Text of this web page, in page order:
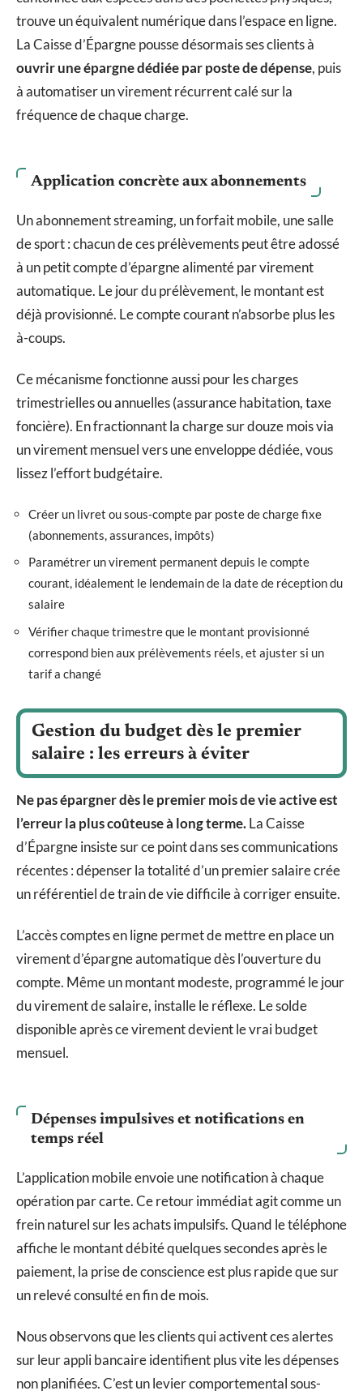
trouve un équivalent numérique dans l’espace en ligne.
La Caisse d’Épargne pousse désormais ses clients à
ouvrir une épargne dédiée par poste de dépense, puis
à automatiser un virement récurrent calé sur la
fréquence de chaque charge.
Application concrète aux abonnements
Un abonnement streaming, un forfait mobile, une salle
de sport : chacun de ces prélèvements peut être adossé
à un petit compte d’épargne alimenté par virement
automatique. Le jour du prélèvement, le montant est
déjà provisionné. Le compte courant n’absorbe plus les
à-coups.
Ce mécanisme fonctionne aussi pour les charges
trimestrielles ou annuelles (assurance habitation, taxe
foncière). En fractionnant la charge sur douze mois via
un virement mensuel vers une enveloppe dédiée, vous
lissez l’effort budgétaire.
Créer un livret ou sous-compte par poste de charge fixe
(abonnements, assurances, impôts)
Paramétrer un virement permanent depuis le compte
courant, idéalement le lendemain de la date de réception du
salaire
Vérifier chaque trimestre que le montant provisionné
correspond bien aux prélèvements réels, et ajuster si un
tarif a changé
Gestion du budget dès le premier
salaire : les erreurs à éviter
Ne pas épargner dès le premier mois de vie active est
l’erreur la plus coûteuse à long terme.La Caisse
d’Épargne insiste sur ce point dans ses communications
récentes : dépenser la totalité d’un premier salaire crée
un référentiel de train de vie difficile à corriger ensuite.
L’accès comptes en ligne permet de mettre en place un
virement d’épargne automatique dès l’ouverture du
compte. Même un montant modeste, programmé le jour
du virement de salaire, installe le réflexe. Le solde
disponible après ce virement devient le vrai budget
mensuel.
Dépenses impulsives et notifications en
temps réel
L’application mobile envoie une notification à chaque
opération par carte. Ce retour immédiat agit comme un
frein naturel sur les achats impulsifs. Quand le téléphone
affiche le montant débité quelques secondes après le
paiement, la prise de conscience est plus rapide que sur
un relevé consulté en fin de mois.
Nous observons que les clients qui activent ces alertes
sur leur appli bancaire identifient plus vite les dépenses
non planifiées. C’est un levier comportemental sous-